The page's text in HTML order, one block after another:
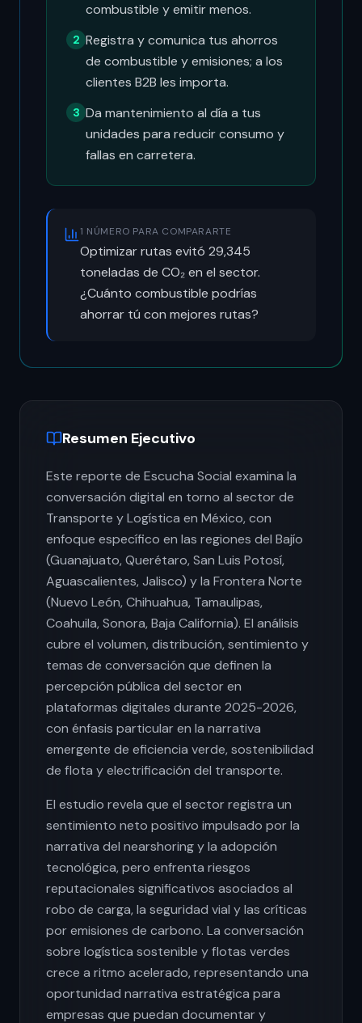
combustible y emitir menos.
2 Registra y comunica tus ahorros
de combustible y emisiones; a los
clientes B2B les importa.
3 Da mantenimiento al día a tus
unidades para reducir consumo y
fallas en carretera.
1 NÚMERO PARA COMPARARTE
Optimizar rutas evitó 29,345
toneladas de CO₂ en el sector.
¿Cuánto combustible podrías
ahorrar tú con mejores rutas?
Resumen Ejecutivo
Este reporte de Escucha Social examina la
conversación digital en torno al sector de
Transporte y Logística en México, con
enfoque específico en las regiones del Bajío
(Guanajuato, Querétaro, San Luis Potosí,
Aguascalientes, Jalisco) y la Frontera Norte
(Nuevo León, Chihuahua, Tamaulipas,
Coahuila, Sonora, Baja California). El análisis
cubre el volumen, distribución, sentimiento y
temas de conversación que definen la
percepción pública del sector en
plataformas digitales durante 2025-2026,
con énfasis particular en la narrativa
emergente de eficiencia verde, sostenibilidad
de flota y electrificación del transporte.
El estudio revela que el sector registra un
sentimiento neto positivo impulsado por la
narrativa del nearshoring y la adopción
tecnológica, pero enfrenta riesgos
reputacionales significativos asociados al
robo de carga, la seguridad vial y las críticas
por emisiones de carbono. La conversación
sobre logística sostenible y flotas verdes
crece a ritmo acelerado, representando una
oportunidad narrativa estratégica para
empresas que puedan documentar y